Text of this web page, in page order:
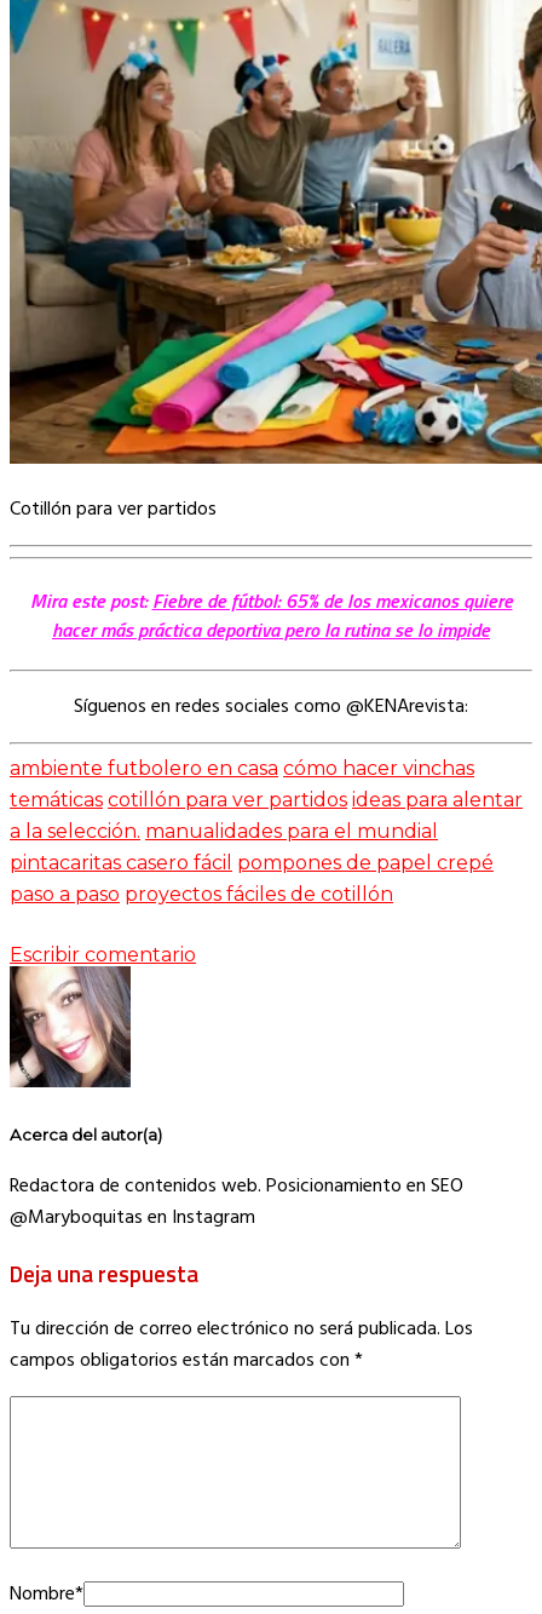
Cotillón para ver partidos
Mira este post:Fiebre de fútbol: 65% de los mexicanos quiere
hacer más práctica deportiva pero la rutina se lo impide
Síguenos en redes sociales como @KENArevista:
ambiente futbolero en casa cómo hacer vinchas
temáticas cotillón para ver partidos ideas para alentar
a la selección. manualidades para el mundial
pintacaritas casero fácil pompones de papel crepé
paso a paso proyectos fáciles de cotillón
Escribir comentario
Acerca del autor(a)
Redactora de contenidos web. Posicionamiento en SEO
@Maryboquitas en Instagram
Deja una respuesta
Tu dirección de correo electrónico no será publicada.Los
campos obligatorios están marcados con*
Nombre*